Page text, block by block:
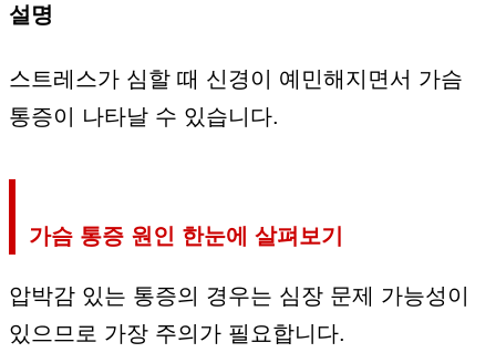
설명
스트레스가 심할 때 신경이 예민해지면서 가슴
통증이 나타날 수 있습니다.
가슴 통증 원인 한눈에 살펴보기
압박감 있는 통증의 경우는 심장 문제 가능성이
있으므로 가장 주의가 필요합니다.